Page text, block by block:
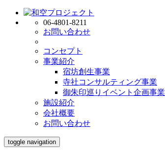
06-4801-8211
お問い合わせ
コンセプト
事業紹介
宿坊創生事業
寺社コンサルティング事業
御朱印巡りイベント企画事業
施設紹介
会社概要
お問い合わせ
toggle navigation